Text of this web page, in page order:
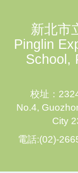
新北市
Pinglin
School,
校址：
No.4,
City
電話:(02)-